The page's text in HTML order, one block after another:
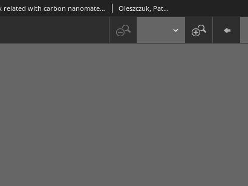
Advantages and risk related with carbon nanomaterials (CNMs) application for water remediation. Mini review. Oleszczuk, Patryk